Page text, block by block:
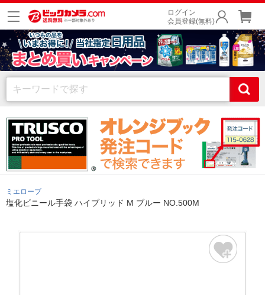
ログイン
会員登録(無料)
ミエローブ
塩化ビニール手袋 ハイブリッド M ブルー NO.500M